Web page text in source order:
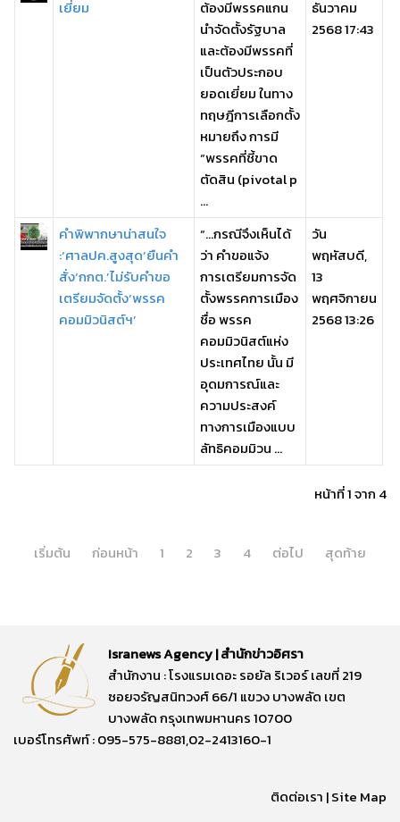
เยี่ยม
ต้องมีพรรคแกน
นำจัดตั้งรัฐบาล
และต้องมีพรรคที่
เป็นตัวประกอบ
ยอดเยี่ยม ในทาง
ทฤษฎีการเลือกตั้ง
หมายถึง การมี
“พรรคที่ชี้ขาด
ตัดสิน (pivotal p
...
ธันวาคม
2568 17:43
คำพิพากษาน่าสนใจ
:‘ศาลปค.สูงสุด’ยืนคำ
สั่ง‘กกต.’ไม่รับคำขอ
เตรียมจัดตั้ง‘พรรค
คอมมิวนิสต์ฯ’
“…กรณีจึงเห็นได้
ว่า คำขอแจ้ง
การเตรียมการจัด
ตั้งพรรคการเมือง
ชื่อ พรรค
คอมมิวนิสต์แห่ง
ประเทศไทย นั้น มี
อุดมการณ์และ
ความประสงค์
ทางการเมืองแบบ
ลัทธิคอมมิวน ...
วัน
พฤหัสบดี,
13
พฤศจิกายน
2568 13:26
หน้าที่ 1 จาก 4
เริ่มต้น ก่อนหน้า 1 2 3 4 ต่อไป สุดท้าย
Isranews Agency | สำนักข่าวอิศรา
สำนักงาน : โรงแรมเดอะ รอยัล ริเวอร์ เลขที่ 219
ซอยจรัญสนิทวงศ์ 66/1 แขวง บางพลัด เขต
บางพลัด กรุงเทพมหานคร 10700
เบอร์โทรศัพท์ : 095-575-8881,02-2413160-1
ติดต่อเรา |Site Map